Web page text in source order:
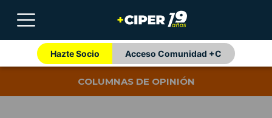
Hazte Socio Acceso Comunidad +C
COLUMNAS DE OPINIÓN